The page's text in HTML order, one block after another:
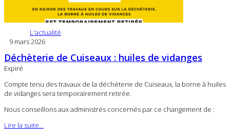
L'actualité
9 mars 2026
Déchèterie de Cuiseaux : huiles de vidanges
Expiré
Compte tenu des travaux de la déchèterie de Cuiseaux, la borne à huiles
de vidanges sera temporairement retirée.
Nous conseillons aux administrés concernés par ce changement de :
Lire la suite...